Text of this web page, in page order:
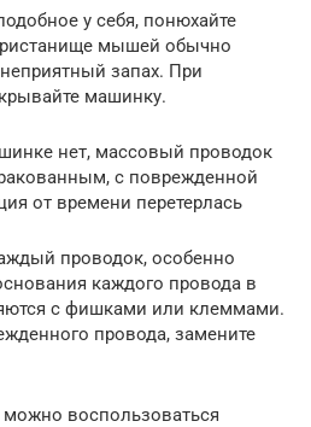
у себя, понюхайте
мышей обычно
запах. При
машинку.
нет, массовый проводок
с поврежденной
от времени перетерлась
проводок, особенно
каждого провода в
с фишками или клеммами.
провода, замените
воспользоваться